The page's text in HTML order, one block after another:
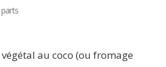
au coco (ou fromage